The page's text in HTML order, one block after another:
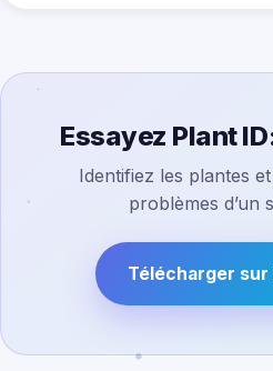
Essayez Plant
Identifiez les plantes
problèmes d’un
Télécharger sur